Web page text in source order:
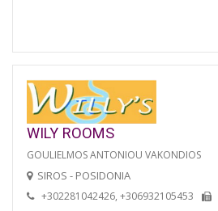
WILY ROOMS
GOULIELMOS ANTONIOU VAKONDIOS
SIROS - POSIDONIA
+302281042426, +306932105453